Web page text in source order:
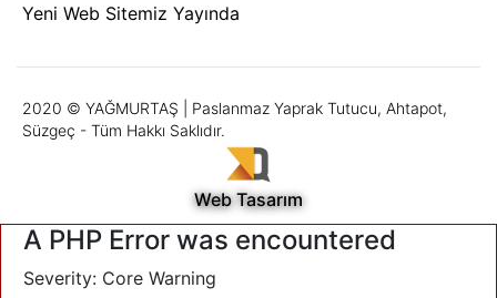
Yeni Web Sitemiz Yayında
2020 © YAĞMURTAŞ | Paslanmaz Yaprak Tutucu, Ahtapot,
Süzgeç - Tüm Hakkı Saklıdır.
Web Tasarım
A PHP Error was encountered
Severity: Core Warning